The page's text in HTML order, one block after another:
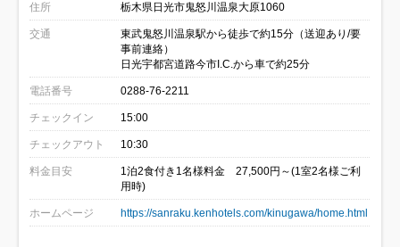
住所 栃木県日光市鬼怒川温泉大原1060
交通
東武鬼怒川温泉駅から徒歩で約15分（送迎あり/要
事前連絡）
日光宇都宮道路今市I.C.から車で約25分
電話番号 0288-76-2211
チェックイン 15:00
チェックアウト 10:30
料金目安
1泊2食付き1名様料金 27,500円～(1室2名様ご利
用時)
ホームページ https://sanraku.kenhotels.com/kinugawa/home.html